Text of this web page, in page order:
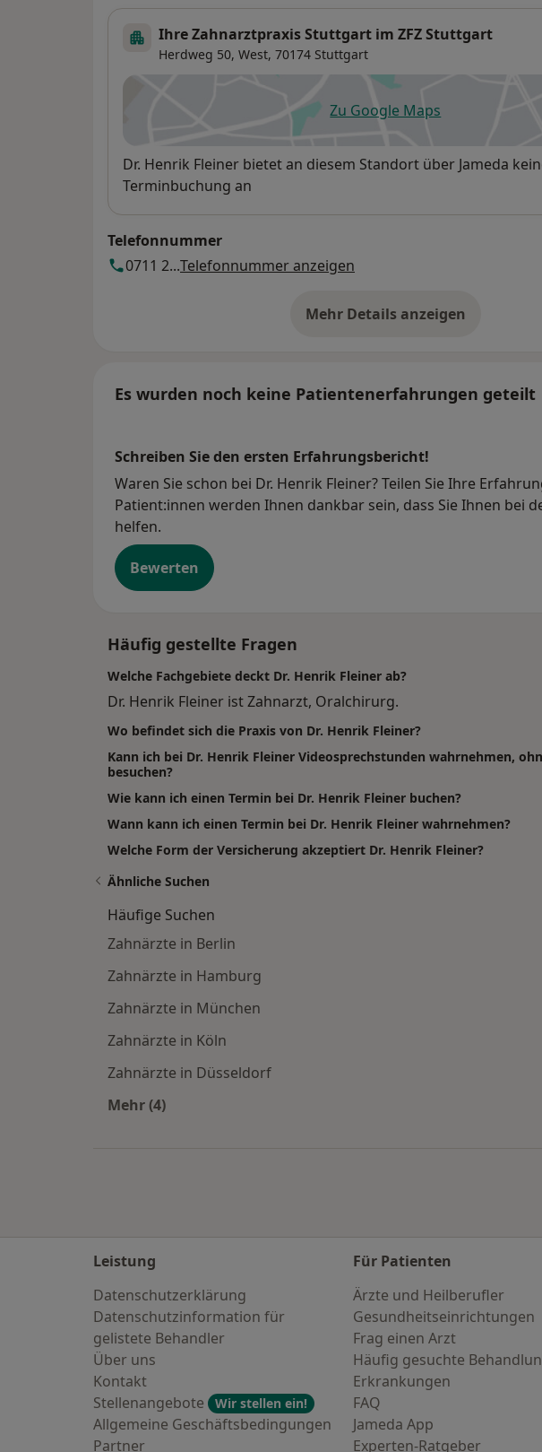
Ihre Zahnarztpraxis Stuttgart im ZFZ Stuttgart
Herdweg 50, West, 70174 Stuttgart
Zu Google Mapsöffnet in einer neuen
Verfügbarkeit
Dr. Henrik Fleiner bietet an diesem Standort über Jameda
Terminbuchung an
Telefonnummer
0711 2...Telefonnummer anzeigen
Mehr Details anzeigen
über die Adresse
Es wurden noch keine Patientenerfahrungen geteilt
Schreiben Sie den ersten Erfahrungsbericht!
Waren Sie schon bei Dr. Henrik Fleiner? Teilen Sie Ihre
Patient:innen werden Ihnen dankbar sein, dass Sie Ihnen bei
helfen.
Bewerten
Häufig gestellte Fragen
Welche Fachgebiete deckt Dr. Henrik Fleiner ab?
Dr. Henrik Fleiner ist Zahnarzt, Oralchirurg.
Wo befindet sich die Praxis von Dr. Henrik Fleiner?
Kann ich bei Dr. Henrik Fleiner Videosprechstunden wahrnehmen,
besuchen?
Wie kann ich einen Termin bei Dr. Henrik Fleiner buchen?
Wann kann ich einen Termin bei Dr. Henrik Fleiner wahrnehmen?
Welche Form der Versicherung akzeptiert Dr. Henrik Fleiner?
Ähnliche Suchen
Häufige Suchen
Zahnärzte in Berlin
Zahnärzte in Hamburg
Zahnärzte in München
Zahnärzte in Köln
Zahnärzte in Düsseldorf
Mehr (4)
Leistung
Datenschutzerklärung
Datenschutzinformation für
gelistete Behandler
Über uns
Kontakt
Stellenangebote
Wir stellen ein!
Allgemeine Geschäftsbedingungen
Partner
Für Patienten
Ärzte und Heilberufler
Gesundheitseinrichtungen
Frag einen Arzt
Häufig gesuchte
Erkrankungen
FAQ
Jameda App
Experten-Ratgeber